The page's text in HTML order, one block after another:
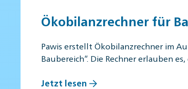
Ökobilanzrechner für
Pawis erstellt Ökobilanzrechner im
Baubereich“. Die Rechner erlauben
Jetzt lesen